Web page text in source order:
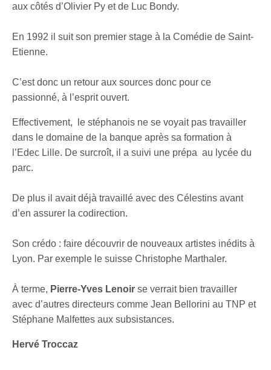
aux côtés d’Olivier Py et de Luc Bondy.
En 1992 il suit son premier stage à la Comédie de Saint-
Etienne.
C’est donc un retour aux sources donc pour ce
passionné, à l’esprit ouvert.
Effectivement, le stéphanois ne se voyait pas travailler
dans le domaine de la banque après sa formation à
l’Edec Lille. De surcroît, il a suivi une prépa au lycée du
parc.
De plus il avait déjà travaillé avec des Célestins avant
d’en assurer la codirection.
Son crédo : faire découvrir de nouveaux artistes inédits à
Lyon. Par exemple le suisse Christophe Marthaler.
À terme, Pierre-Yves Lenoirse verrait bien travailler
avec d’autres directeurs comme Jean Bellorini au TNP et
Stéphane Malfettes aux subsistances.
Hervé Troccaz